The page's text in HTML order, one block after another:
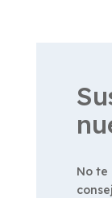
No te